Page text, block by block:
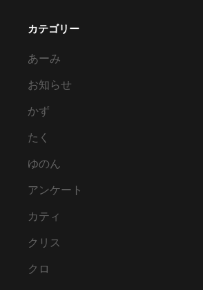
カテゴリー
あーみ
お知らせ
かず
たく
ゆのん
アンケート
カティ
クリス
クロ